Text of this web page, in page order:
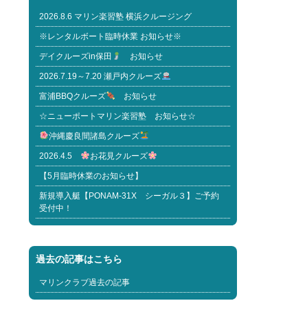
2026.8.6 マリン楽習塾 横浜クルージング
※レンタルボート臨時休業 お知らせ※
デイクルーズin保田 お知らせ
2026.7.19～7.20 瀬戸内クルーズ
富浦BBQクルーズ お知らせ
☆ニューポートマリン楽習塾 お知らせ☆
沖縄慶良間諸島クルーズ
2026.4.5 お花見クルーズ
【5月臨時休業のお知らせ】
新規導入艇【PONAM-31X シーガル３】ご予約
受付中！
過去の記事はこちら
マリンクラブ過去の記事